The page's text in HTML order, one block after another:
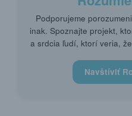
Podporujeme
inak. Spoznajte projekt,
a srdcia ľudí, ktorí veria,
Navštíviť